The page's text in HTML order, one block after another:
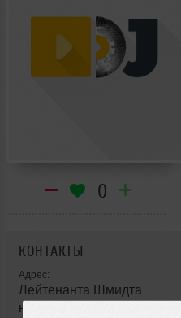
0
КОНТАКТЫ
Адрес:
Лейтенанта Шмидта
наб., 37, телефон: 946-